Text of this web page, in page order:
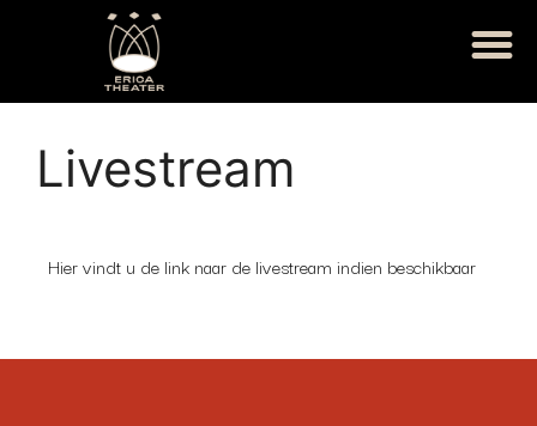
Livestream
Hier vindt u de link naar de livestream indien beschikbaar